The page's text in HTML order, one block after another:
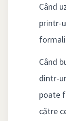
Când
printr-
Când
dintr-
poate
către